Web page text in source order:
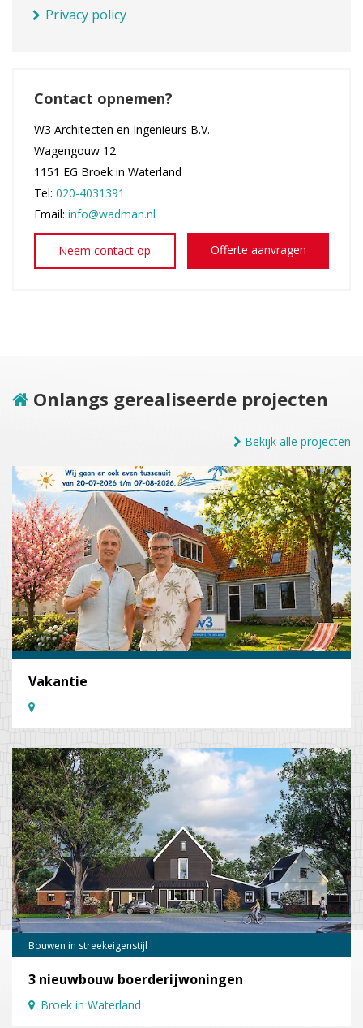
Privacy policy
Contact opnemen?
W3 Architecten en Ingenieurs B.V.
Wagengouw 12
1151 EG Broek in Waterland
Tel: 020-4031391
Email: info@wadman.nl
Neem contact op Offerte aanvragen
Onlangs gerealiseerde projecten
Bekijk alle projecten
Vakantie
Bouwen in streekeigenstijl
3 nieuwbouw boerderijwoningen
Broek in Waterland